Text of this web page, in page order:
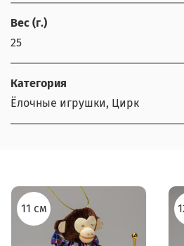
Вес (г.)
25
Категория
Ёлочные игрушки, Цирк
11 см